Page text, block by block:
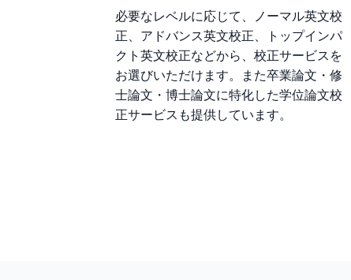
必要なレベルに応じて、ノーマル英文校
正、アドバンス英文校正、トップインパ
クト英文校正などから、校正サービスを
お選びいただけます。また卒業論文・修
士論文・博士論文に特化した学位論文校
正サービスも提供しています。